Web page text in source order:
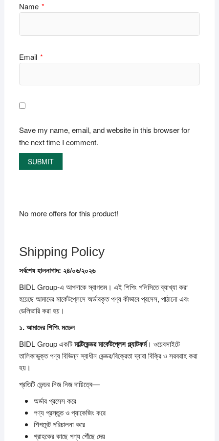
Name *
Email *
Save my name, email, and website in this browser for
the next time I comment.
No more offers for this product!
Shipping Policy
সর্বশেষহালনাগাদ: ২৪/০৬/২০২৬
BIDL Group-এ আপনাকে স্বাগতম। এই শিপিং পলিসিতে ব্যাখ্যা করা
হয়েছে আমাদের মার্কেটপ্লেসে অর্ডারকৃত পণ্য কীভাবে প্রসেস, পাঠানো এবং
ডেলিভারি করা হয়।
১.আমাদেরশিপিংমডেল
BIDL Group একটিমাল্টিভেন্ডরমার্কেটপ্লেসপ্ল্যাটফর্ম। ওয়েবসাইটে
তালিকাভুক্ত পণ্য বিভিন্ন স্বাধীন ভেন্ডর/বিক্রেতা দ্বারা বিক্রি ও সরবরাহ করা
হয়।
প্রতিটি ভেন্ডর নিজ নিজ দায়িত্বে—
অর্ডার প্রসেস করে
পণ্য প্রস্তুত ও প্যাকেজিং করে
শিপমেন্ট পরিচালনা করে
গ্রাহকের কাছে পণ্য পৌঁছে দেয়